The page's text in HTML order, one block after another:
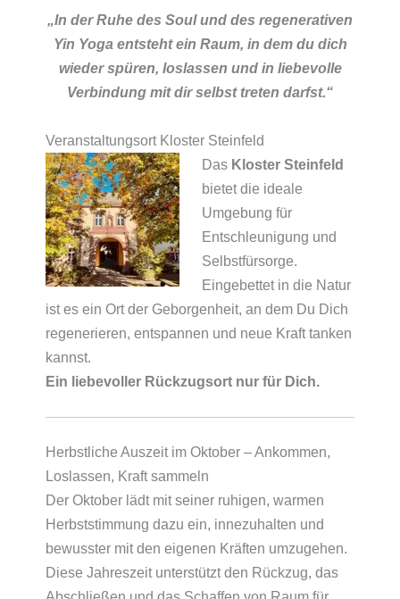
„In der Ruhe des Soul und des regenerativen
Yin Yoga entsteht ein Raum, in dem du dich
wieder spüren, loslassen und in liebevolle
Verbindung mit dir selbst treten darfst.“
Veranstaltungsort Kloster Steinfeld
Das Kloster Steinfeld
bietet die ideale
Umgebung für
Entschleunigung und
Selbstfürsorge.
Eingebettet in die Natur
ist es ein Ort der Geborgenheit, an dem Du Dich
regenerieren, entspannen und neue Kraft tanken
kannst.
Ein liebevoller Rückzugsort nur für Dich.
Herbstliche Auszeit im Oktober – Ankommen,
Loslassen, Kraft sammeln
Der Oktober lädt mit seiner ruhigen, warmen
Herbststimmung dazu ein, innezuhalten und
bewusster mit den eigenen Kräften umzugehen.
Diese Jahreszeit unterstützt den Rückzug, das